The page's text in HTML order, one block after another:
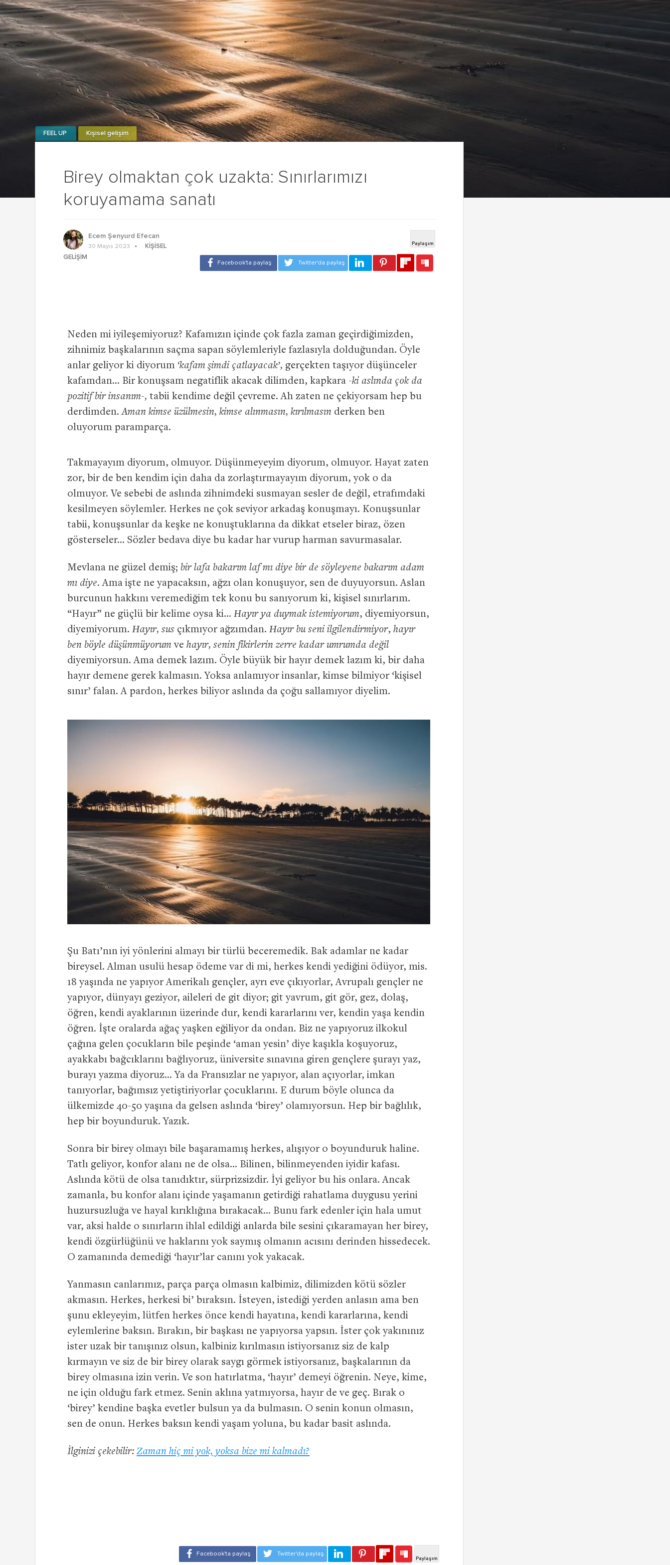
Birey olmaktan çok uzakta: Sınırlarımızı
koruyamama sanatı
FEEL UP Kişisel gelişim
Ecem Şenyurd Efecan
30 Mayıs 2023
KIŞISEL
GELIŞIM
Neden mi iyileşemiyoruz? Kafamızın içinde çok fazla zaman geçirdiğimizden,
zihnimiz başkalarının saçma sapan söylemleriyle fazlasıyla dolduğundan. Öyle
anlar geliyor ki diyorum ‘kafam şimdi çatlayacak’, gerçekten taşıyor düşünceler
kafamdan… Bir konuşsam negatiflik akacak dilimden, kapkara -ki aslında çok da
pozitif bir insanım-, tabii kendime değil çevreme. Ah zaten ne çekiyorsam hep bu
derdimden.Aman kimse üzülmesin, kimse alınmasın, kırılmasın derken ben
oluyorum paramparça.
Takmayayım diyorum, olmuyor. Düşünmeyeyim diyorum, olmuyor. Hayat zaten
zor, bir de ben kendim için daha da zorlaştırmayayım diyorum, yok o da
olmuyor. Ve sebebi de aslında zihnimdeki susmayan sesler de değil, etrafımdaki
kesilmeyen söylemler. Herkes ne çok seviyor arkadaş konuşmayı. Konuşsunlar
tabii, konuşsunlar da keşke ne konuştuklarına da dikkat etseler biraz, özen
gösterseler… Sözler bedava diye bu kadar har vurup harman savurmasalar.
Mevlana ne güzel demiş; bir lafa bakarım laf mı diye bir de söyleyene bakarım adam
mı diye. Ama işte ne yapacaksın, ağzı olan konuşuyor, sen de duyuyorsun. Aslan
burcunun hakkını veremediğim tek konu bu sanıyorum ki, kişisel sınırlarım.
“Hayır” ne güçlü bir kelime oysa ki… Hayır ya duymak istemiyorum, diyemiyorsun,
diyemiyorum. Hayır, sus çıkmıyor ağzımdan. Hayır bu seni ilgilendirmiyor, hayır
ben böyle düşünmüyorumve hayır, senin fikirlerin zerre kadar umrumda değil
diyemiyorsun. Ama demek lazım. Öyle büyük bir hayır demek lazım ki, bir daha
hayır demene gerek kalmasın. Yoksa anlamıyor insanlar, kimse bilmiyor ‘kişisel
sınır’ falan. A pardon, herkes biliyor aslında da çoğu sallamıyor diyelim.
Şu Batı’nın iyi yönlerini almayı bir türlü beceremedik. Bak adamlar ne kadar
bireysel. Alman usulü hesap ödeme var di mi, herkes kendi yediğini ödüyor, mis.
18 yaşında ne yapıyor Amerikalı gençler, ayrı eve çıkıyorlar, Avrupalı gençler ne
yapıyor, dünyayı geziyor, aileleri de git diyor; git yavrum, git gör, gez, dolaş,
öğren, kendi ayaklarının üzerinde dur, kendi kararlarını ver, kendin yaşa kendin
öğren. İşte oralarda ağaç yaşken eğiliyor da ondan. Biz ne yapıyoruz ilkokul
çağına gelen çocukların bile peşinde ‘aman yesin’ diye kaşıkla koşuyoruz,
ayakkabı bağcıklarını bağlıyoruz, üniversite sınavına giren gençlere şurayı yaz,
burayı yazma diyoruz… Ya da Fransızlar ne yapıyor, alan açıyorlar, imkan
tanıyorlar, bağımsız yetiştiriyorlar çocuklarını. E durum böyle olunca da
ülkemizde 40-50 yaşına da gelsen aslında ‘birey’ olamıyorsun. Hep bir bağlılık,
hep bir boyunduruk. Yazık.
Sonra bir birey olmayı bile başaramamış herkes, alışıyor o boyunduruk haline.
Tatlı geliyor, konfor alanı ne de olsa… Bilinen, bilinmeyenden iyidir kafası.
Aslında kötü de olsa tanıdıktır, sürprizsizdir. İyi geliyor bu his onlara. Ancak
zamanla, bu konfor alanı içinde yaşamanın getirdiği rahatlama duygusu yerini
huzursuzluğa ve hayal kırıklığına bırakacak… Bunu fark edenler için hala umut
var, aksi halde o sınırların ihlal edildiği anlarda bile sesini çıkaramayan her birey,
kendi özgürlüğünü ve haklarını yok saymış olmanın acısını derinden hissedecek.
O zamanında demediği ‘hayır’lar canını yok yakacak.
Yanmasın canlarımız, parça parça olmasın kalbimiz, dilimizden kötü sözler
akmasın. Herkes, herkesi bi’ bıraksın. İsteyen, istediği yerden anlasın ama ben
şunu ekleyeyim, lütfen herkes önce kendi hayatına, kendi kararlarına, kendi
eylemlerine baksın. Bırakın, bir başkası ne yapıyorsa yapsın. İster çok yakınınız
ister uzak bir tanışınız olsun, kalbiniz kırılmasın istiyorsanız siz de kalp
kırmayın ve siz de bir birey olarak saygı görmek istiyorsanız, başkalarının da
birey olmasına izin verin. Ve son hatırlatma, ‘hayır’ demeyi öğrenin. Neye, kime,
ne için olduğu fark etmez. Senin aklına yatmıyorsa, hayır de ve geç. Bırak o
‘birey’ kendine başka evetler bulsun ya da bulmasın. O senin konun olmasın,
sen de onun. Herkes baksın kendi yaşam yoluna, bu kadar basit aslında.
İlginizi çekebilir: Zaman hiç mi yok, yoksa bize mi kalmadı?